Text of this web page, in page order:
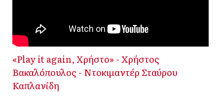
«Play it again, Χρήστο» - Χρήστος
Βακαλόπουλος - Ντοκιμαντέρ Σταύρου
Καπλανίδη